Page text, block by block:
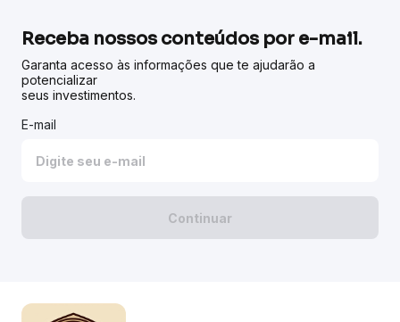
Receba nossos conteúdos por e-mail.
Garanta acesso às informações que te ajudarão a
potencializar
seus investimentos.
E-mail
Continuar